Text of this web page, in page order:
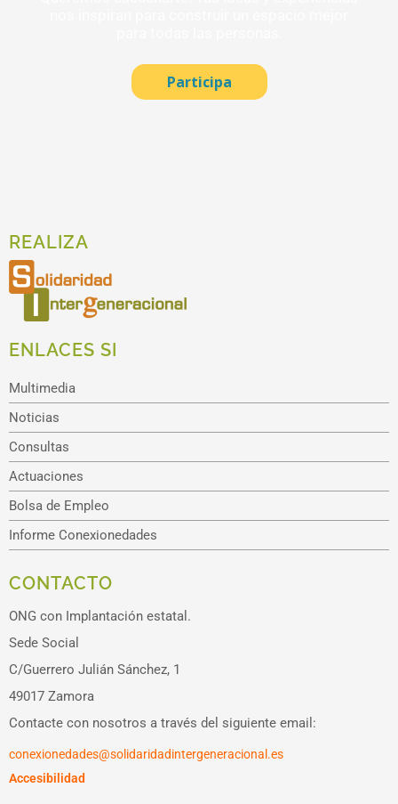
Participa
REALIZA
ENLACES SI
Multimedia
Noticias
Consultas
Actuaciones
Bolsa de Empleo
Informe Conexionedades
CONTACTO
ONG con Implantación estatal.
Sede Social
C/Guerrero Julián Sánchez, 1
49017 Zamora
Contacte con nosotros a través del siguiente email:
conexionedades@solidaridadintergeneracional.es
Accesibilidad